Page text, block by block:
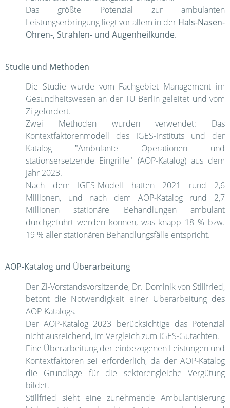
Das größte Potenzial zur ambulanten
Leistungserbringung liegt vor allem in der Hals-Nasen-
Ohren-, Strahlen- und Augenheilkunde.
Studie und Methoden
Die Studie wurde vom Fachgebiet Management im
Gesundheitswesen an der TU Berlin geleitet und vom
Zi gefördert.
Zwei Methoden wurden verwendet: Das
Kontextfaktorenmodell des IGES-Instituts und der
Katalog "Ambulante Operationen und
stationsersetzende Eingriffe" (AOP-Katalog) aus dem
Jahr 2023.
Nach dem IGES-Modell hätten 2021 rund 2,6
Millionen, und nach dem AOP-Katalog rund 2,7
Millionen stationäre Behandlungen ambulant
durchgeführt werden können, was knapp 18 % bzw.
19 % aller stationären Behandlungsfälle entspricht.
AOP-Katalog und Überarbeitung
Der Zi-Vorstandsvorsitzende, Dr. Dominik von Stillfried,
betont die Notwendigkeit einer Überarbeitung des
AOP-Katalogs.
Der AOP-Katalog 2023 berücksichtige das Potenzial
nicht ausreichend, im Vergleich zum IGES-Gutachten.
Eine Überarbeitung der einbezogenen Leistungen und
Kontextfaktoren sei erforderlich, da der AOP-Katalog
die Grundlage für die sektorengleiche Vergütung
bildet.
Stillfried sieht eine zunehmende Ambulantisierung